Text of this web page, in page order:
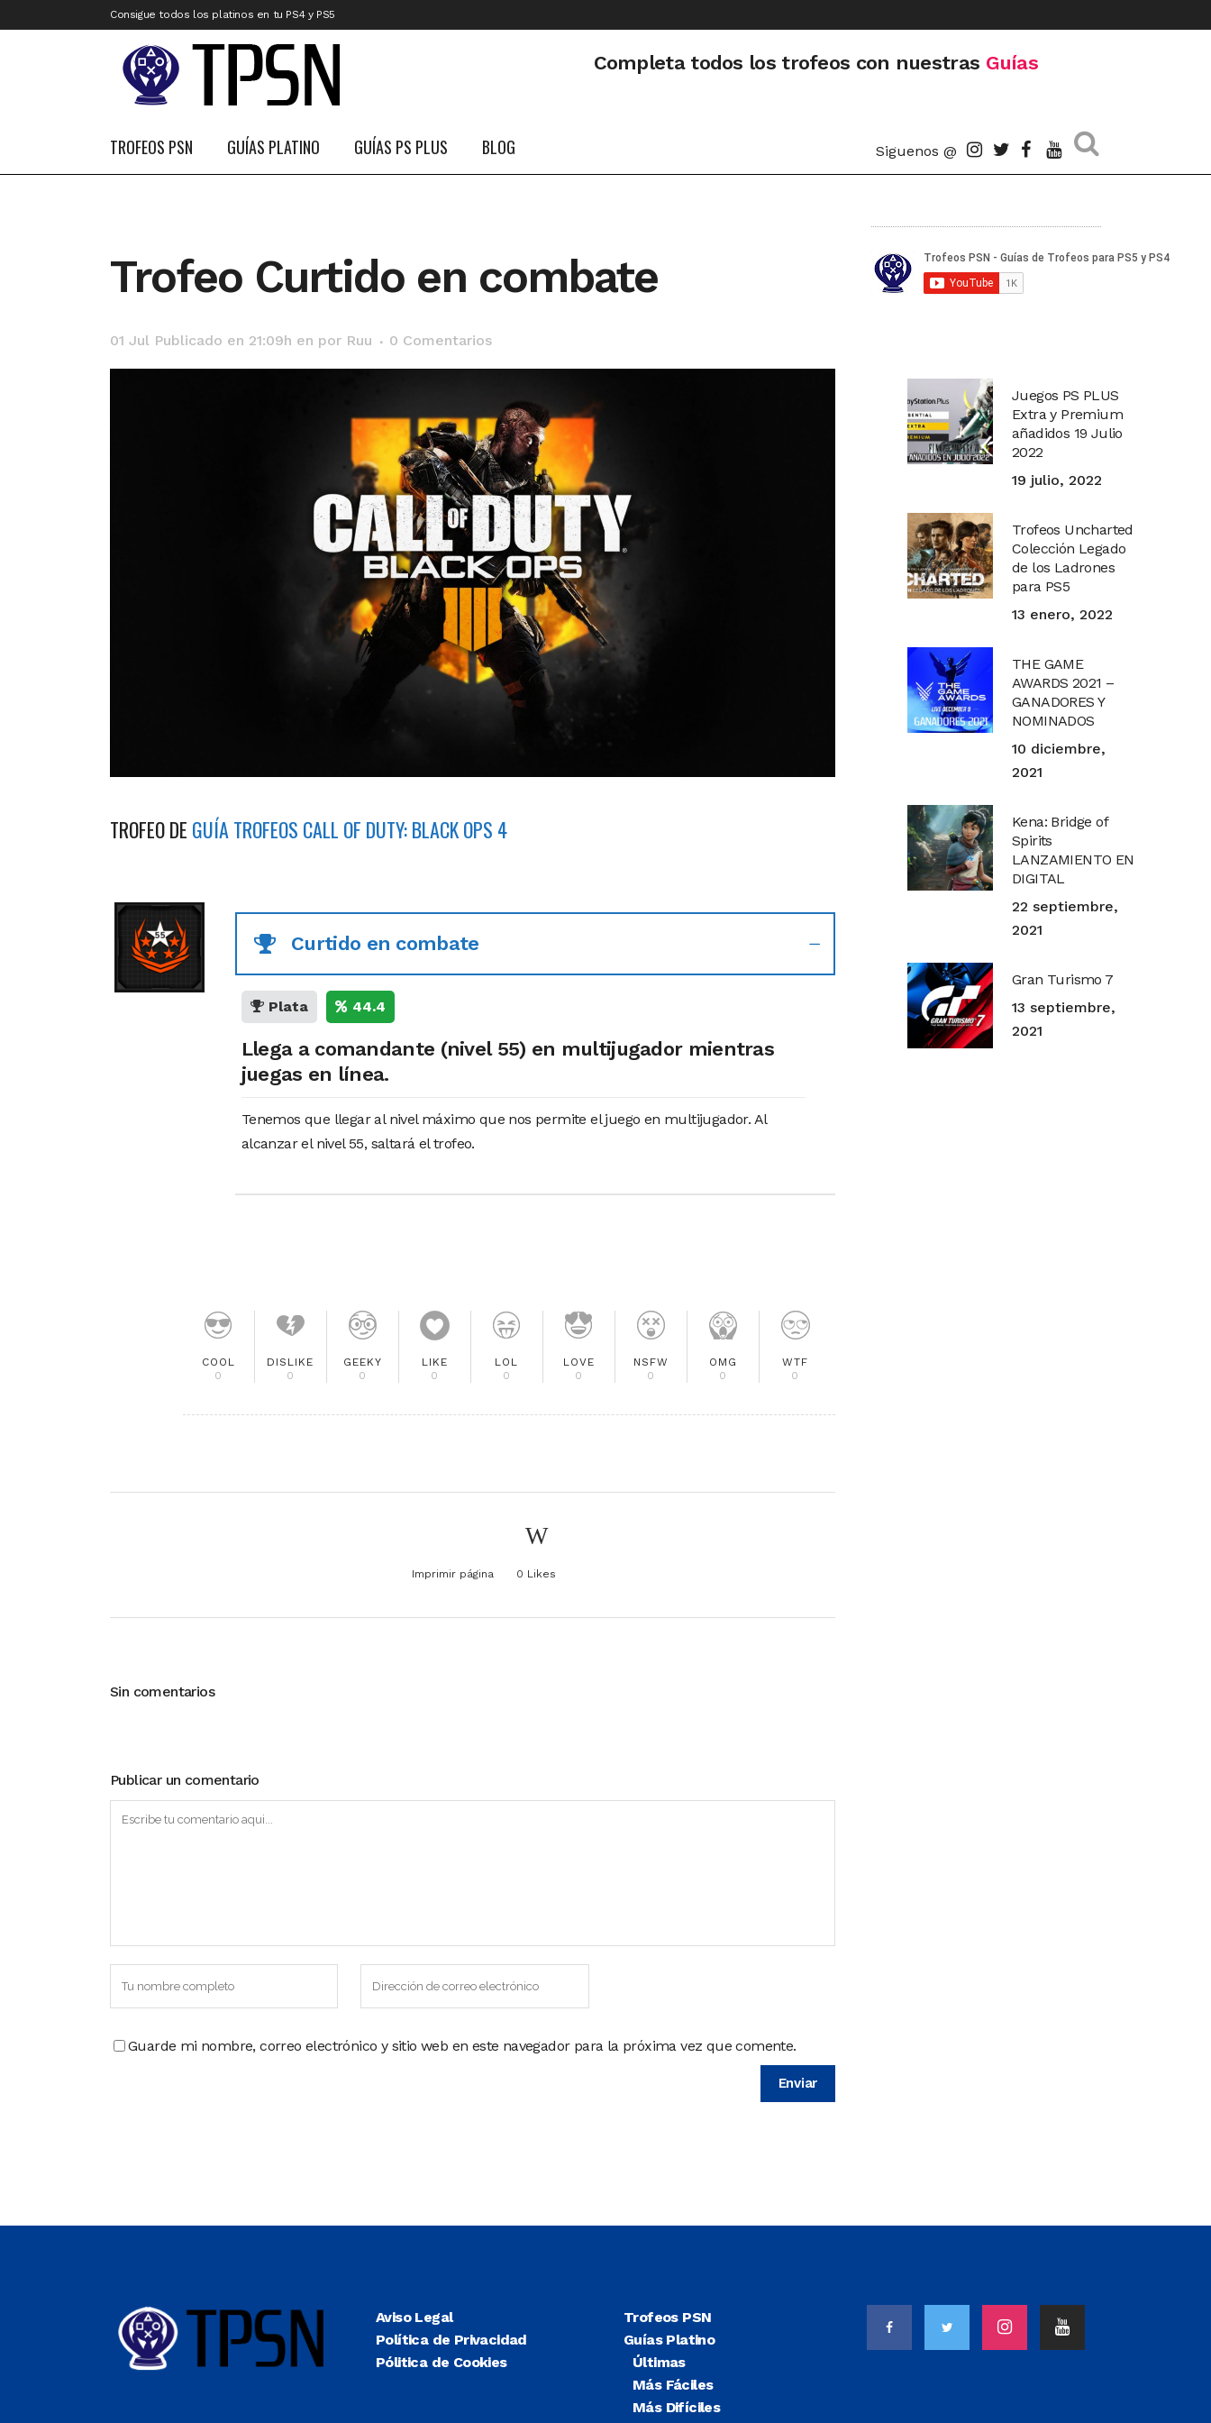
Consigue todos los platinos en tu PS4 y PS5
Completa todos los trofeos con nuestras Guías
TROFEOS PSN GUÍAS PLATINO GUÍAS PS PLUS BLOG Siguenos @
Trofeo Curtido en combate
01 Jul Publicado en 21:09h en por Ruu 0 Comentarios
TROFEO DE GUÍA TROFEOS CALL OF DUTY: BLACK OPS 4
Curtido en combate
Plata 44.4
Llega a comandante (nivel 55) en multijugador mientras
juegas en línea.
Tenemos que llegar al nivel máximo que nos permite el juego en multijugador. Al
alcanzar el nivel 55, saltará el trofeo.
COOL
0
DISLIKE
0
GEEKY
0
LIKE
0
LOL
0
LOVE
0
NSFW
0
OMG
0
WTF
0
Imprimir página 0 Likes
Sin comentarios
Publicar un comentario
Guarde mi nombre, correo electrónico y sitio web en este navegador para la próxima vez que comente.
Juegos PS PLUS
Extra y Premium
añadidos 19 Julio
2022
19 julio, 2022
Trofeos Uncharted
Colección Legado
de los Ladrones
para PS5
13 enero, 2022
THE GAME
AWARDS 2021 –
GANADORES Y
NOMINADOS
10 diciembre,
2021
Kena: Bridge of
Spirits
LANZAMIENTO EN
DIGITAL
22 septiembre,
2021
Gran Turismo 7
13 septiembre,
2021
Aviso Legal
Política de Privacidad
Pólitica de Cookies
Trofeos PSN
Guías Platino
Últimas
Más Fáciles
Más Difíciles